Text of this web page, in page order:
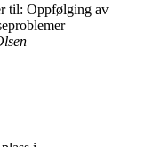
til: Oppfølging av